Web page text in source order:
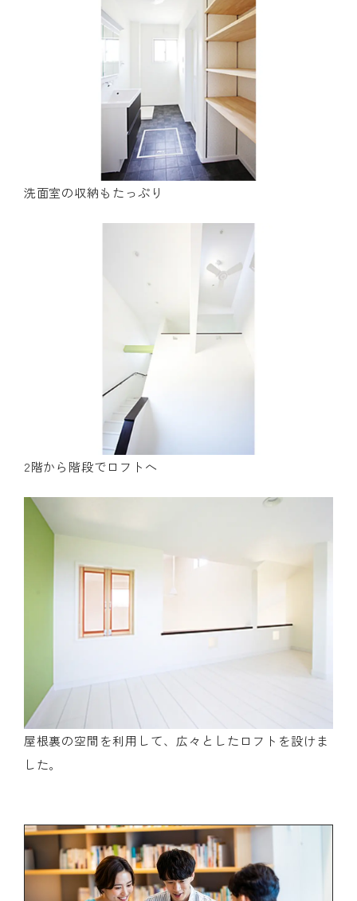
洗面室の収納もたっぷり
2階から階段でロフトへ
屋根裏の空間を利用して、広々としたロフトを設けま
した。